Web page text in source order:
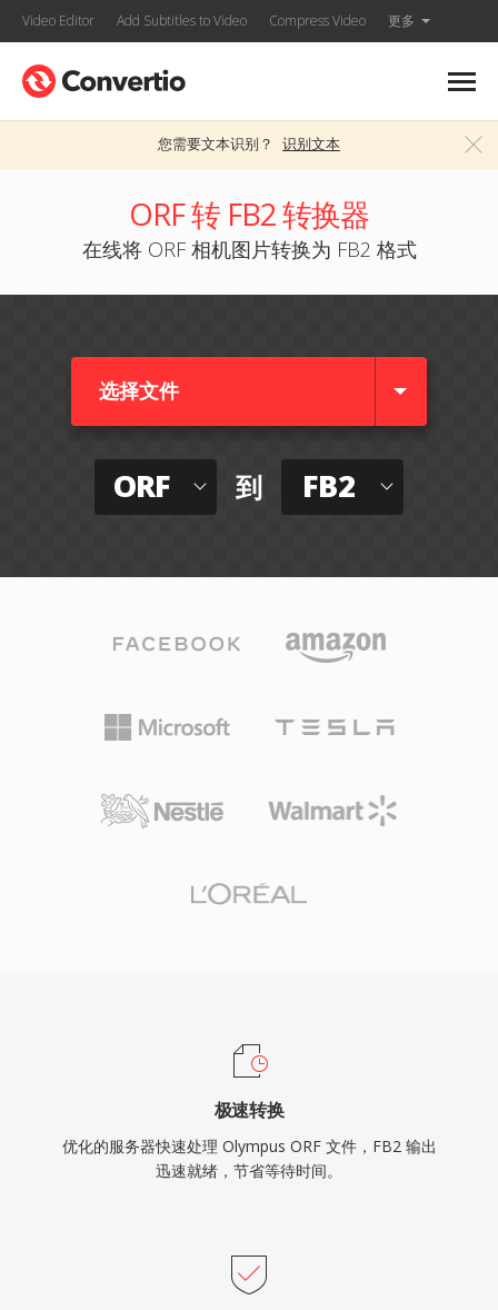
Video Editor Add Subtitles to Video Compress Video 更多
您需要文本识别？ 识别文本
ORF 转 FB2 转换器
在线将 ORF 相机图片转换为 FB2 格式
选择文件
ORF 到 FB2
极速转换
优化的服务器快速处理 Olympus ORF 文件，FB2 输出
迅速就绪，节省等待时间。